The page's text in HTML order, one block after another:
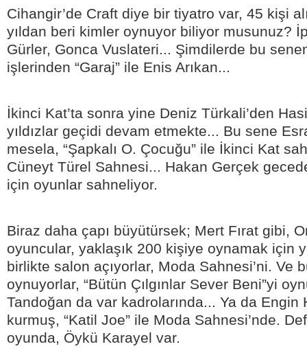
Cihangir’de Craft diye bir tiyatro var, 45 kişi
yıldan beri kimler oynuyor biliyor musunuz?
Gürler, Gonca Vuslateri... Şimdilerde bu
işlerinden “Garaj” ile Enis Arıkan...
İkinci Kat’ta sonra yine Deniz Türkali’den
yıldızlar geçidi devam etmekte... Bu sene
mesela, “Şapkalı O. Çocuğu” ile İkinci Kat
Cüneyt Türel Sahnesi... Hakan Gerçek
için oyunlar sahneliyor.
Biraz daha çapı büyütürsek; Mert Fırat gibi,
oyuncular, yaklaşık 200 kişiye oynamak için
birlikte salon açıyorlar, Moda Sahnesi’ni. Ve
oynuyorlar, “Bütün Çılgınlar Sever Beni”yi
Tandoğan da var kadrolarında... Ya da
kurmuş, “Katil Joe” ile Moda Sahnesi’nde.
oyunda, Öykü Karayel var.